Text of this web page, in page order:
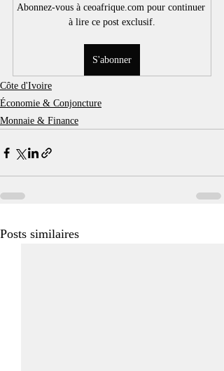
Abonnez-vous à ceoafrique.com pour continuer
à lire ce post exclusif.
S'abonner
Côte d'Ivoire
Économie & Conjoncture
Monnaie & Finance
Posts similaires